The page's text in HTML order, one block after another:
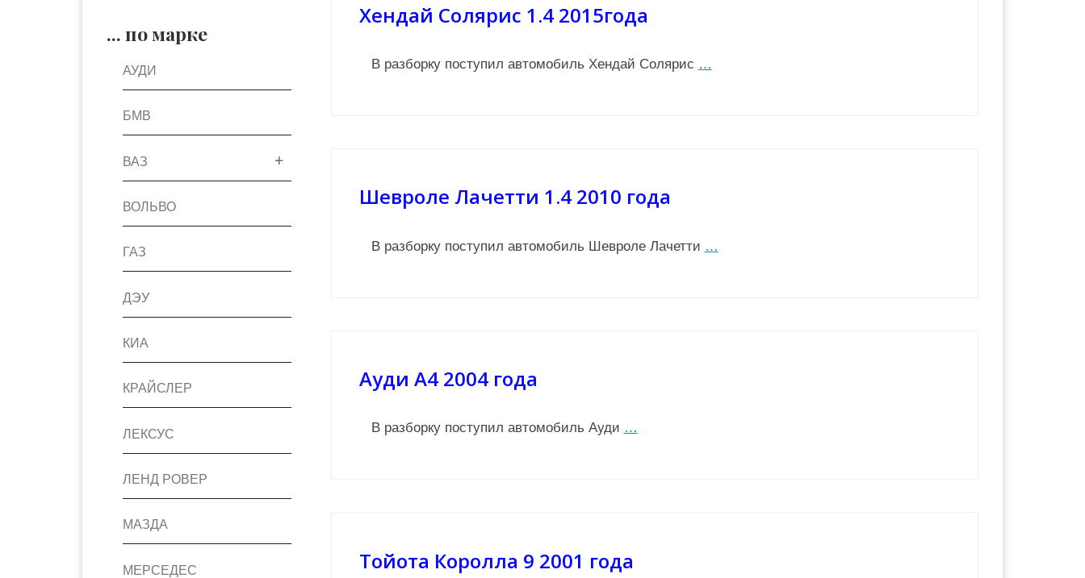
Хендай Солярис 1.4 2015года
В разборку поступил автомобиль Хендай Солярис …
Шевроле Лачетти 1.4 2010 года
В разборку поступил автомобиль Шевроле Лачетти …
Ауди А4 2004 года
В разборку поступил автомобиль Ауди …
Тойота Королла 9 2001 года
... по марке
АУДИ
БМВ
ВАЗ
ВОЛЬВО
ГАЗ
ДЭУ
КИА
КРАЙСЛЕР
ЛЕКСУС
ЛЕНД РОВЕР
МАЗДА
МЕРСЕДЕС